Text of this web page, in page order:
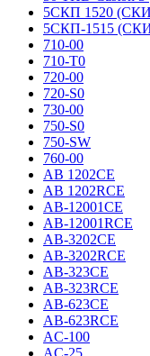
5СКП 1520
5СКП-1515
710-00
710-T0
720-00
720-S0
730-00
750-S0
750-SW
760-00
AB 1202CE
AB 1202RCE
AB-12001CE
AB-12001RCE
AB-3202CE
AB-3202RCE
AB-323CE
AB-323RCE
AB-623CE
AB-623RCE
AC-100